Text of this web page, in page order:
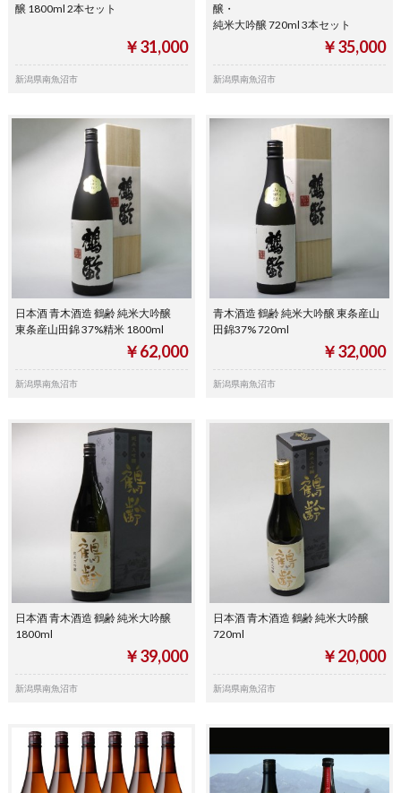
醸 1800ml 2本セット
￥31,000
新潟県南魚沼市
醸・
純米大吟醸 720ml 3本セット
￥35,000
新潟県南魚沼市
日本酒 青木酒造 鶴齢 純米大吟醸
東条産山田錦 37%精米 1800ml
￥62,000
新潟県南魚沼市
青木酒造 鶴齢 純米大吟醸 東条産山
田錦37% 720ml
￥32,000
新潟県南魚沼市
日本酒 青木酒造 鶴齢 純米大吟醸
1800ml
￥39,000
新潟県南魚沼市
日本酒 青木酒造 鶴齢 純米大吟醸
720ml
￥20,000
新潟県南魚沼市